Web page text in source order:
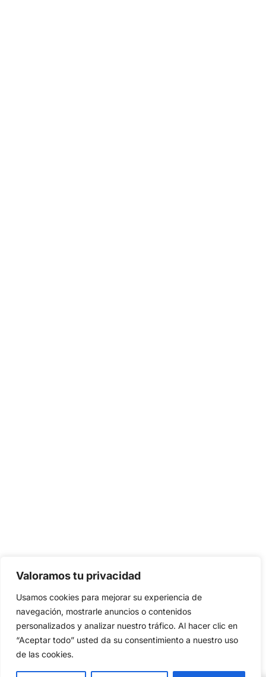
Valoramos tu privacidad
Usamos cookies para mejorar su experiencia de
navegación, mostrarle anuncios o contenidos
personalizados y analizar nuestro tráfico. Al hacer clic en
“Aceptar todo” usted da su consentimiento a nuestro uso
de las cookies.